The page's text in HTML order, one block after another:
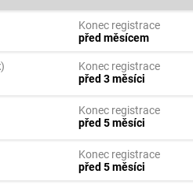
Konec registrace
před měsícem
)
Konec registrace
před 3 měsíci
Konec registrace
před 5 měsíci
Konec registrace
před 5 měsíci